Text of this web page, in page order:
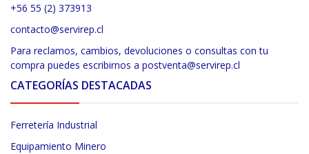
+56 55 (2) 373913
contacto@servirep.cl
Para reclamos, cambios, devoluciones o consultas con tu
compra puedes escribirnos a postventa@servirep.cl
CATEGORÍAS DESTACADAS
Ferretería Industrial
Equipamiento Minero